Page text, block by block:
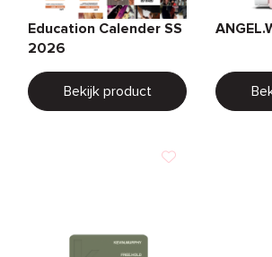
Education Calender SS
2026
Bekijk product